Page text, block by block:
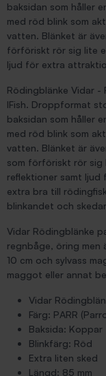
baksidan som håller
med röd blink som
vatten. Blänket är
förföriskt rör sig lite
ljud för extra
Rödingblänke Vidar -
IFish. Droppformat
baksidan som håller
med röd blink som
vatten. Blänket är
som förföriskt rör sig
reflektioner samt
extra bra till
blinkandet och
Vidar Rödingblänke
regnbåge, öring men
10 cm och sylvass
maggot eller annat
Vidar
Färg: PARR
Baksida: Koppar
Blinkfärg: Röd
Extra liten sked
Längd: 85 mm